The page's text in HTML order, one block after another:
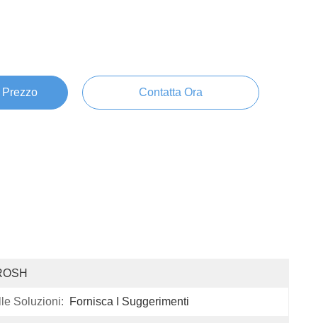
Contatta Ora
Soluzioni: Fornisca I Suggerimenti